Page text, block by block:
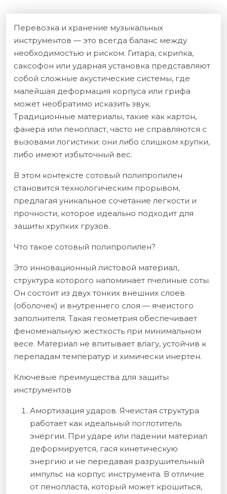
Перевозка и хранение музыкальных
инструментов — это всегда баланс между
необходимостью и риском. Гитара, скрипка,
саксофон или ударная установка представляют
собой сложные акустические системы, где
малейшая деформация корпуса или грифа
может необратимо исказить звук.
Традиционные материалы, такие как картон,
фанера или пенопласт, часто не справляются с
вызовами логистики: они либо слишком хрупки,
либо имеют избыточный вес.
В этом контексте сотовый полипропилен
становится технологическим прорывом,
предлагая уникальное сочетание легкости и
прочности, которое идеально подходит для
защиты хрупких грузов.
Что такое сотовый полипропилен?
Это инновационный листовой материал,
структура которого напоминает пчелиные соты.
Он состоит из двух тонких внешних слоев
(оболочек) и внутреннего слоя — ячеистого
заполнителя. Такая геометрия обеспечивает
феноменальную жесткость при минимальном
весе. Материал не впитывает влагу, устойчив к
перепадам температур и химически инертен.
Ключевые преимущества для защиты
инструментов
Амортизация ударов. Ячеистая структура
работает как идеальный поглотитель
энергии. При ударе или падении материал
деформируется, гася кинетическую
энергию и не передавая разрушительный
импульс на корпус инструмента. В отличие
от пенопласта, который может крошиться,